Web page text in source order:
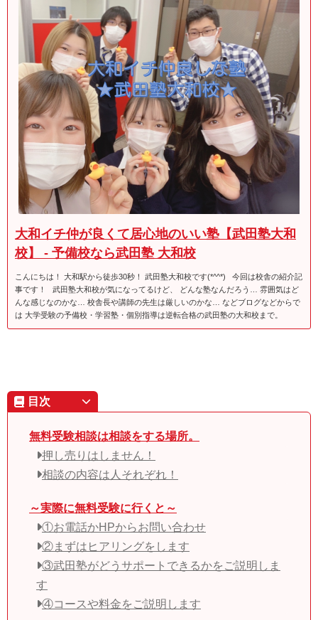
大和イチ仲が良くて居心地のいい塾【武田塾大和
校】 - 予備校なら武田塾 大和校
こんにちは！ 大和駅から徒歩30秒！ 武田塾大和校です(*^^*) 今回は校舎の紹介記
事です！ 武田塾大和校が気になってるけど、 どんな塾なんだろう… 雰囲気はど
んな感じなのかな… 校舎長や講師の先生は厳しいのかな… などブログなどからで
は 大学受験の予備校・学習塾・個別指導は逆転合格の武田塾の大和校まで。
目次
無料受験相談は相談をする場所。
押し売りはしません！
相談の内容は人それぞれ！
～実際に無料受験に行くと～
①お電話かHPからお問い合わせ
②まずはヒアリングをします
③武田塾がどうサポートできるかをご説明しま
す
④コースや料金をご説明します